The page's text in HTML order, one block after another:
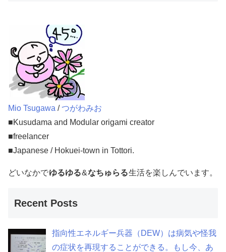
Mio Tsugawa /つがわみお
■Kusudama and Modular origami creator
■freelancer
■Japanese / Hokuei-town in Tottori.
どいなかでゆるゆる&なちゅらる生活を楽しんでいます。
Recent Posts
指向性エネルギー兵器（DEW）は病気や怪我
の症状を再現することができる。もし今、あ